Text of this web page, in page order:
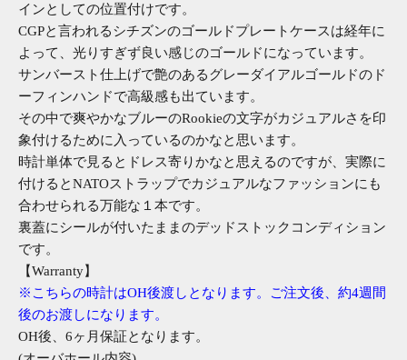
インとしての位置付けです。
CGPと言われるシチズンのゴールドプレートケースは経年に
よって、光りすぎず良い感じのゴールドになっています。
サンバースト仕上げで艶のあるグレーダイアルゴールドのド
ーフィンハンドで高級感も出ています。
その中で爽やかなブルーのRookieの文字がカジュアルさを印
象付けるために入っているのかなと思います。
時計単体で見るとドレス寄りかなと思えるのですが、実際に
付けるとNATOストラップでカジュアルなファッションにも
合わせられる万能な１本です。
裏蓋にシールが付いたままのデッドストックコンディション
です。
【Warranty】
※こちらの時計はOH後渡しとなります。ご注文後、約4週間
後のお渡しになります。
OH後、6ヶ月保証となります。